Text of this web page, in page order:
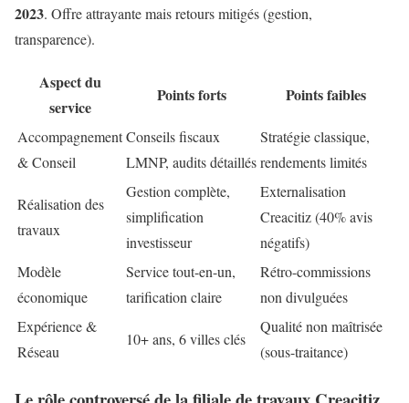
2023. Offre attrayante mais retours mitigés (gestion,
transparence).
Aspect du
service
Points forts Points faibles
Accompagnement
& Conseil
Conseils fiscaux
LMNP, audits détaillés
Stratégie classique,
rendements limités
Réalisation des
travaux
Gestion complète,
simplification
investisseur
Externalisation
Creacitiz (40% avis
négatifs)
Modèle
économique
Service tout-en-un,
tarification claire
Rétro-commissions
non divulguées
Expérience &
Réseau
10+ ans, 6 villes clés
Qualité non maîtrisée
(sous-traitance)